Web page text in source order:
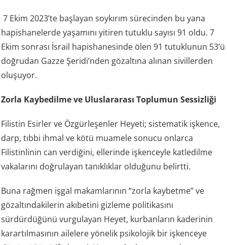
7 Ekim 2023’te başlayan soykırım sürecinden bu yana
hapishanelerde yaşamını yitiren tutuklu sayısı 91 oldu. 7
Ekim sonrası İsrail hapishanesinde ölen 91 tutuklunun 53’ü
doğrudan Gazze Şeridi’nden gözaltına alınan sivillerden
oluşuyor.
Zorla Kaybedilme ve Uluslararası Toplumun Sessizliği
Filistin Esirler ve Özgürleşenler Heyeti; sistematik işkence,
darp, tıbbi ihmal ve kötü muamele sonucu onlarca
Filistinlinin can verdiğini, ellerinde işkenceyle katledilme
vakalarını doğrulayan tanıklıklar olduğunu belirtti.
Buna rağmen işgal makamlarının “zorla kaybetme” ve
gözaltındakilerin akıbetini gizleme politikasını
sürdürdüğünü vurgulayan Heyet, kurbanların kaderinin
karartılmasının ailelere yönelik psikolojik bir işkenceye